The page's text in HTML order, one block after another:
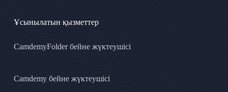
Ұсынылатын қызметтер
CamdemyFolder бейне жүктеушісі
Camdemy бейне жүктеушісі